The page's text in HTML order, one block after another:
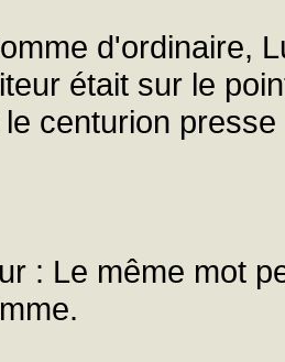
d'ordinaire,
était sur le
centurion
: Le même mot